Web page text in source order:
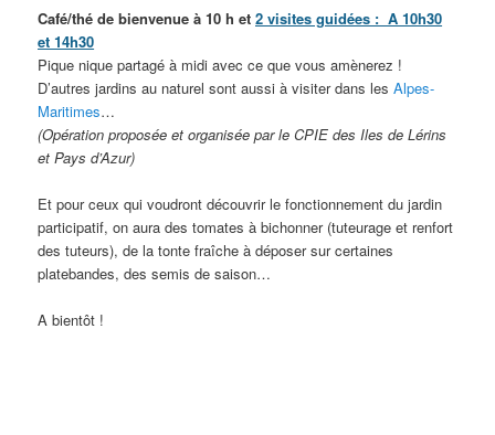
Café/thé de bienvenue à 10 h et2 visites guidées : A 10h30
et 14h30
Pique nique partagé à midi avec ce que vous amènerez !
D’autres jardins au naturel sont aussi à visiter dans lesAlpes-
Maritimes…
(Opération proposée et organisée par le CPIE des Iles de Lérins
et Pays d’Azur)
Et pour ceux qui voudront découvrir le fonctionnement du jardin
participatif, on aura des tomates à bichonner (tuteurage et renfort
des tuteurs), de la tonte fraîche à déposer sur certaines
platebandes, des semis de saison…
A bientôt !